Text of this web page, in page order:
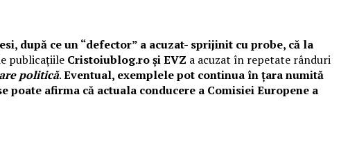
după ce un “defector” a acuzat- sprijinit cu probe, că la
publicațiile Cristoiublog.ro și EVZ a acuzat în repetate rânduri
politică.Eventual, exemplele pot continua în țara numită
poate afirma că actuala conducere a Comisiei Europene a